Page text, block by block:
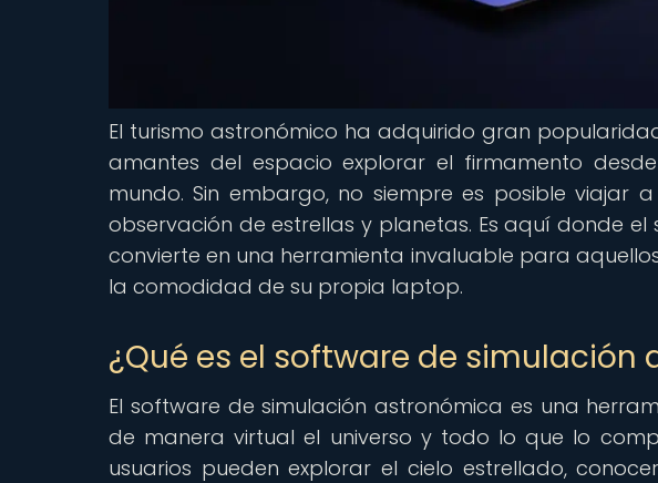
El turismo astronómico ha adquirido gran
amantes del espacio explorar el firmamento
mundo. Sin embargo, no siempre es posible viajar
observación de estrellas y planetas. Es aquí donde
convierte en una herramienta invaluable para
la comodidad de su propia laptop.
¿Qué es el software de simulación
El software de simulación astronómica es una
de manera virtual el universo y todo lo que lo
usuarios pueden explorar el cielo estrellado,